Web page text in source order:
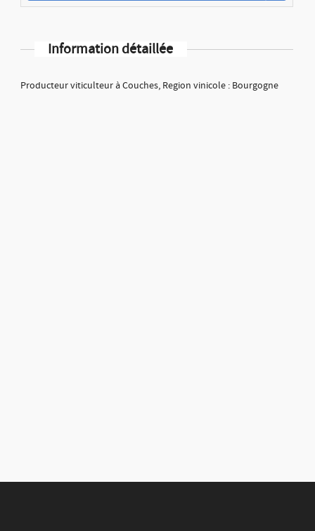
Information détaillée
Producteur viticulteur à Couches, Region vinicole : Bourgogne